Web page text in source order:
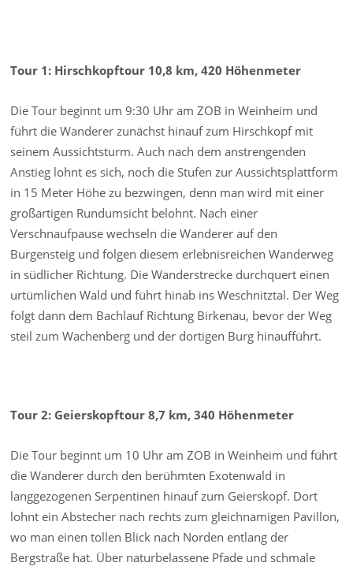
Tour 1: Hirschkopftour 10,8 km, 420 Höhenmeter
Die Tour beginnt um 9:30 Uhr am ZOB in Weinheim und
führt die Wanderer zunächst hinauf zum Hirschkopf mit
seinem Aussichtsturm. Auch nach dem anstrengenden
Anstieg lohnt es sich, noch die Stufen zur Aussichtsplattform
in 15 Meter Höhe zu bezwingen, denn man wird mit einer
großartigen Rundumsicht belohnt. Nach einer
Verschnaufpause wechseln die Wanderer auf den
Burgensteig und folgen diesem erlebnisreichen Wanderweg
in südlicher Richtung. Die Wanderstrecke durchquert einen
urtümlichen Wald und führt hinab ins Weschnitztal. Der Weg
folgt dann dem Bachlauf Richtung Birkenau, bevor der Weg
steil zum Wachenberg und der dortigen Burg hinaufführt.
Tour 2: Geierskopftour 8,7 km, 340 Höhenmeter
Die Tour beginnt um 10 Uhr am ZOB in Weinheim und führt
die Wanderer durch den berühmten Exotenwald in
langgezogenen Serpentinen hinauf zum Geierskopf. Dort
lohnt ein Abstecher nach rechts zum gleichnamigen Pavillon,
wo man einen tollen Blick nach Norden entlang der
Bergstraße hat. Über naturbelassene Pfade und schmale